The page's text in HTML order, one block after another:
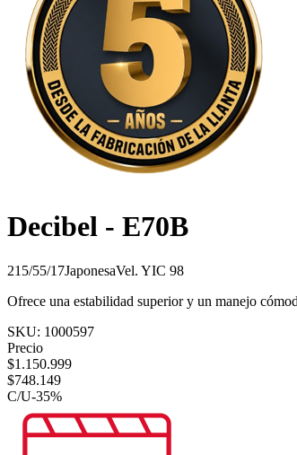
Decibel - E70B
215/55/17JaponesaVel. YIC 98
Ofrece una estabilidad superior y un manejo
SKU: 1000597
Precio
$1.150.999
$748.149
C/U-35%